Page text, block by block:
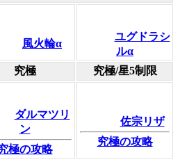
風火輪α
ユグドラシ
ルα
究極 究極/星5制限
ダルマツリ
ン
極の攻略
佐宗リザ
究極の攻略